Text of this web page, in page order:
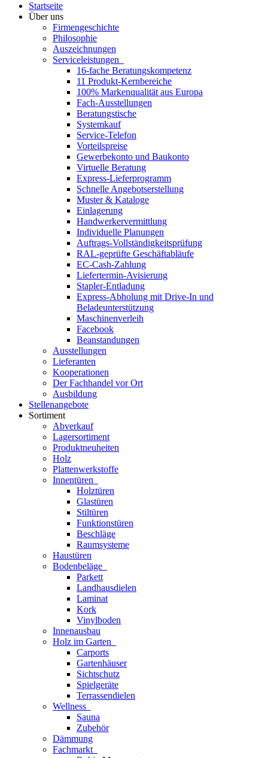
Startseite
Über uns
Firmengeschichte
Philosophie
Auszeichnungen
Serviceleistungen
16-fache Beratungskompetenz
11 Produkt-Kernbereiche
100% Markenqualität aus Europa
Fach-Ausstellungen
Beratungstische
Systemkauf
Service-Telefon
Vorteilspreise
Gewerbekonto und Baukonto
Virtuelle Beratung
Express-Lieferprogramm
Schnelle Angebotserstellung
Muster & Kataloge
Einlagerung
Handwerkervermittlung
Individuelle Planungen
Auftrags-Vollständigkeitsprüfung
RAL-geprüfte Geschäftabläufe
EC-Cash-Zahlung
Liefertermin-Avisierung
Stapler-Entladung
Express-Abholung mit Drive-In und
Beladeunterstützung
Maschinenverleih
Facebook
Beanstandungen
Ausstellungen
Lieferanten
Kooperationen
Der Fachhandel vor Ort
Ausbildung
Stellenangebote
Sortiment
Abverkauf
Lagersortiment
Produktneuheiten
Holz
Plattenwerkstoffe
Innentüren
Holztüren
Glastüren
Stiltüren
Funktionstüren
Beschläge
Raumsysteme
Haustüren
Bodenbeläge
Parkett
Landhausdielen
Laminat
Kork
Vinylboden
Innenausbau
Holz im Garten
Carports
Gartenhäuser
Sichtschutz
Spielgeräte
Terrassendielen
Wellness
Sauna
Zubehör
Dämmung
Fachmarkt